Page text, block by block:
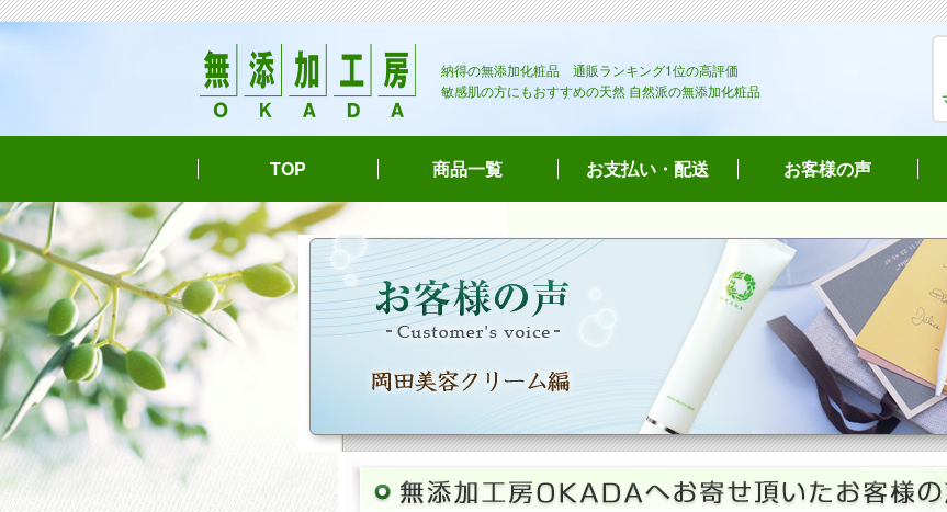
納得の無添加化粧品 通販ランキング1位の高評価
敏感肌の方にもおすすめの天然 自然派の無添加化粧品
TOP 商品一覧 お支払い・配送 お客様の声